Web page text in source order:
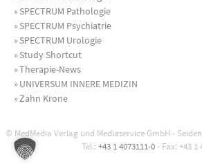
»SPECTRUM Pathologie
»SPECTRUM Psychiatrie
»SPECTRUM Urologie
»Study Shortcut
»Therapie-News
»UNIVERSUM INNERE MEDIZIN
»Zahn Krone
© MedMedia Verlag und Mediaservice GmbH -
Tel.: +43 1 4073111-0- Fax: +43 1